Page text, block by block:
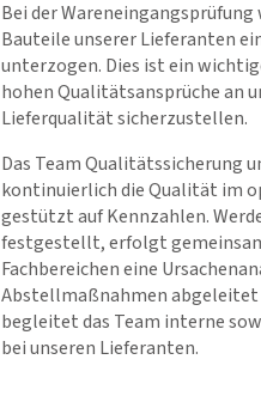
Bei der
Bauteile unserer Lieferanten
unterzogen. Dies ist ein
hohen Qualitätsansprüche an
Lieferqualität sicherzustellen.
Das Team Qualitätssicherung
kontinuierlich die Qualität im
gestützt auf Kennzahlen.
festgestellt, erfolgt
Fachbereichen eine
Abstellmaßnahmen abgeleitet
begleitet das Team interne
bei unseren Lieferanten.